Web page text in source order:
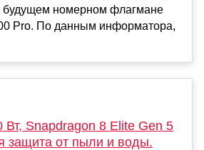
будущем номерном флагмане
Pro. По данным информатора,
Вт, Snapdragon 8 Elite Gen 5
защита от пыли и воды.